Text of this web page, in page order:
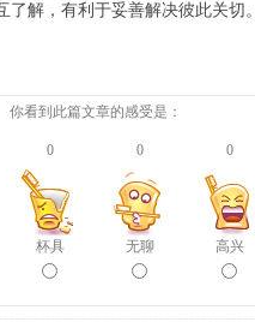
解，有利于妥善解决彼此关切。
你看到此篇文章的感受是：
0
杯具
0
无聊
0
高兴